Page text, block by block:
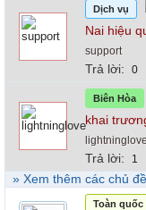
Dịch vụ
Nai hiệu
support
Trả lời: 0
Biên Hòa
khai
lightninglove
Trả lời: 1
» Xem thêm các chủ đề
Toàn quốc